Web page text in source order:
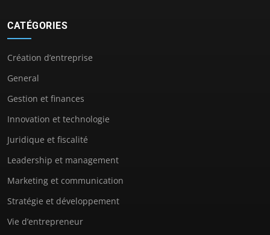
CATÉGORIES
Création d’entreprise
General
Gestion et finances
Innovation et technologie
Juridique et fiscalité
Leadership et management
Marketing et communication
Stratégie et développement
Vie d’entrepreneur